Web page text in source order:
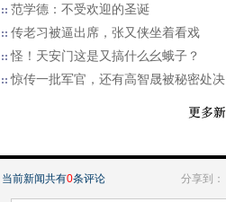
范学德：不受欢迎的圣诞
传老习被逼出席，张又侠坐着看戏
怪！天安门这是又搞什么幺蛾子？
惊传一批军官，还有高智晟被秘密处决
当前新闻共有0条评论 分享到：